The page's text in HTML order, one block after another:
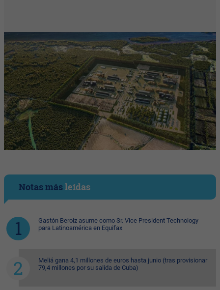
Notas másleídas
Gastón Beroiz asume como Sr. Vice President Technology
para Latinoamérica en Equifax
Meliá gana 4,1 millones de euros hasta junio (tras provisionar
79,4 millones por su salida de Cuba)